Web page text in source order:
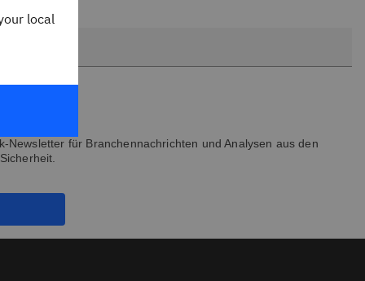
Newsletter für Branchennachrichten und Analysen aus den
local